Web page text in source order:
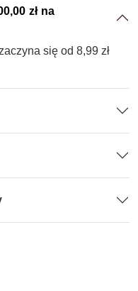
zł na
się od 8,99 zł